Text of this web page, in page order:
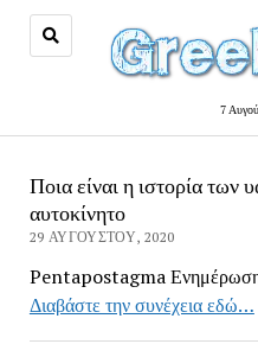
7
Ποια είναι η ιστορία των
αυτοκίνητο
29 ΑΥΓΟΎΣΤΟΥ, 2020
Pentapostagma
Διαβάστε την συνέχεια εδώ…